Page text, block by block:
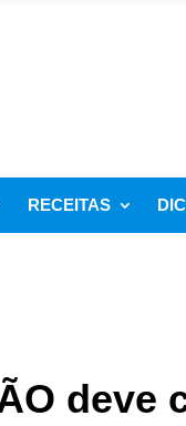
RECEITAS
deve